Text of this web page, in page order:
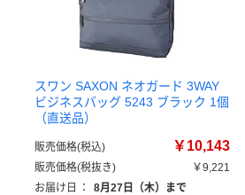
スワン SAXON ネオガード 3WAY
ビジネスバッグ 5243 ブラック 1個
（直送品）
販売価格(税込) ￥10,143
販売価格(税抜き)
￥9,221
お届け日
： 8月27日（木）まで